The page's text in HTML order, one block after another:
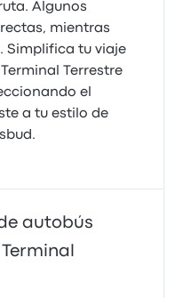
Algunos
mientras
Simplifica tu viaje
Terrestre
el
a tu estilo de
autobús